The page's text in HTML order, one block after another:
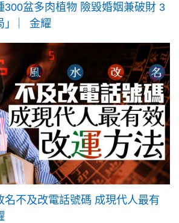
300盆多肉植物 險毀婚姻兼破財 3
」 ︳金耀
名不及改電話號碼 成現代人最有